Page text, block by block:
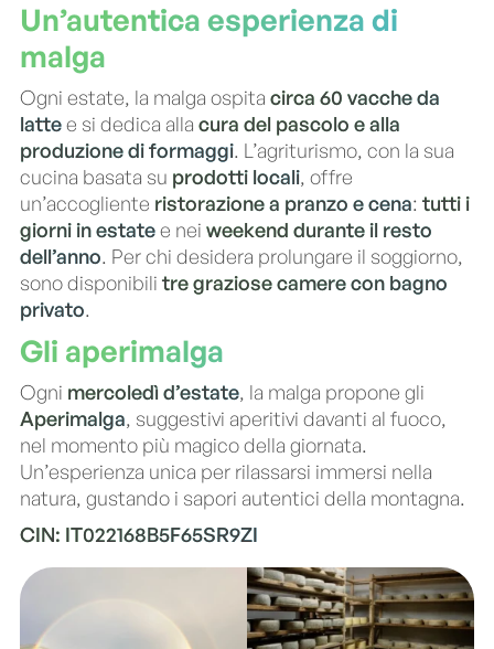
Un’autentica esperienza di
malga
Ogni estate, la malga ospita circa 60 vacche da
lattee si dedica alla cura del pascolo e alla
produzione di formaggi. L’agriturismo, con la sua
cucina basata su prodotti locali, offre
un’accogliente ristorazione a pranzo e cena: tutti i
giorni in estatee nei weekend durante il resto
dell’anno. Per chi desidera prolungare il soggiorno,
sono disponibili tre graziose camere con bagno
privato.
Gli aperimalga
Ogni mercoledì d’estate, la malga propone gli
Aperimalga, suggestivi aperitivi davanti al fuoco,
nel momento più magico della giornata.
Un’esperienza unica per rilassarsi immersi nella
natura, gustando i sapori autentici della montagna.
CIN: IT022168B5F65SR9ZI